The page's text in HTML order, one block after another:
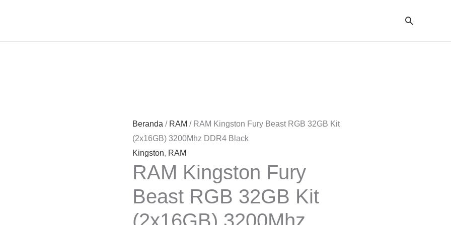
Cari
Beranda / RAM / RAM Kingston Fury Beast RGB 32GB Kit
(2x16GB) 3200Mhz DDR4 Black
Kingston, RAM
RAM Kingston Fury
Beast RGB 32GB Kit